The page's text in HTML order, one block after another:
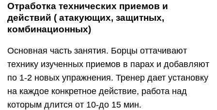
Отработка технических приемов и
действий ( атакующих, защитных,
комбинационных)
Основная часть занятия. Борцы оттачивают
технику изученных приемов в парах и добавляют
по 1-2 новых упражнения. Тренер дает установку
на каждое конкретное действие, работа над
которым длится от 10-до 15 мин.